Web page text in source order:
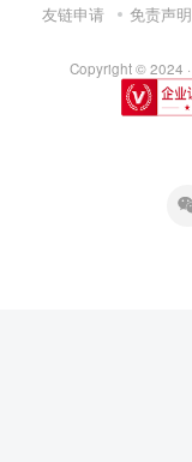
友链申请 免责声明
Copyright © 2024 ·